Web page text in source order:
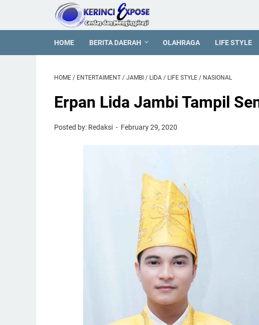
HOME BERITA DAERAH OLAHRAGA LIFE STYLE
HOME / ENTERTAIMENT / JAMBI / LIDA / LIFE STYLE / NASIONAL
Erpan Lida Jambi Tampil
Posted by: Redaksi February 29, 2020